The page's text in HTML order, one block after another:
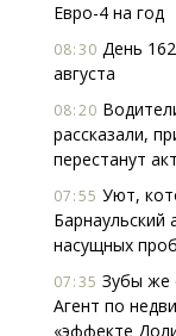
Евро-4 на год
08:30 День
августа
08:20
рассказали,
перестанут
07:55 Уют,
насущных
07:35 Зубы же
Агент по
«эффекте